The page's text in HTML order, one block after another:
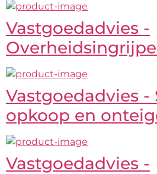
Vastgoedadvies -
Vastgoedadvies -
opkoop en
Vastgoedadvies -